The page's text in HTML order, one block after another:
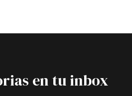
en tu inbox